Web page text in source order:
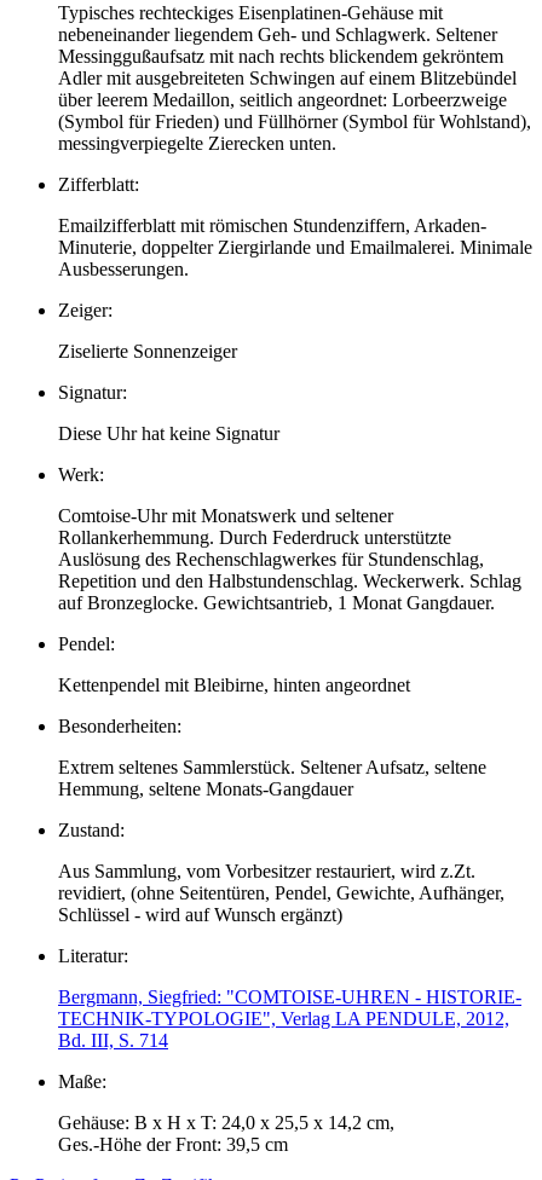
Typisches rechteckiges Eisenplatinen-Gehäuse mit
nebeneinander liegendem Geh- und Schlagwerk. Seltener
Messinggußaufsatz mit nach rechts blickendem gekröntem
Adler mit ausgebreiteten Schwingen auf einem Blitzebündel
über leerem Medaillon, seitlich angeordnet: Lorbeerzweige
(Symbol für Frieden) und Füllhörner (Symbol für Wohlstand),
messingverpiegelte Zierecken unten.
Zifferblatt:
Emailzifferblatt mit römischen Stundenziffern, Arkaden-
Minuterie, doppelter Ziergirlande und Emailmalerei. Minimale
Ausbesserungen.
Zeiger:
Ziselierte Sonnenzeiger
Signatur:
Diese Uhr hat keine Signatur
Werk:
Comtoise-Uhr mit Monatswerk und seltener
Rollankerhemmung. Durch Federdruck unterstützte
Auslösung des Rechenschlagwerkes für Stundenschlag,
Repetition und den Halbstundenschlag. Weckerwerk. Schlag
auf Bronzeglocke. Gewichtsantrieb, 1 Monat Gangdauer.
Pendel:
Kettenpendel mit Bleibirne, hinten angeordnet
Besonderheiten:
Extrem seltenes Sammlerstück. Seltener Aufsatz, seltene
Hemmung, seltene Monats-Gangdauer
Zustand:
Aus Sammlung, vom Vorbesitzer restauriert, wird z.Zt.
revidiert, (ohne Seitentüren, Pendel, Gewichte, Aufhänger,
Schlüssel - wird auf Wunsch ergänzt)
Literatur:
Bergmann, Siegfried: "COMTOISE-UHREN - HISTORIE-
TECHNIK-TYPOLOGIE", Verlag LA PENDULE, 2012,
Bd. III, S. 714
Maße:
Gehäuse: B x H x T: 24,0 x 25,5 x 14,2 cm,
Ges.-Höhe der Front: 39,5 cm